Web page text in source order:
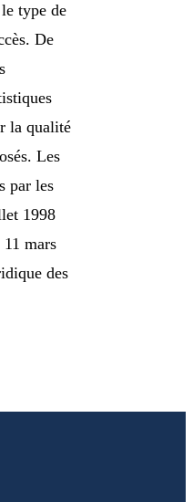
type de
De
la qualité
Les
par les
1998
mars
des